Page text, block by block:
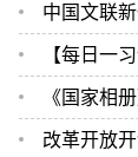
中国文联
【每日一
《国家相
改革开放